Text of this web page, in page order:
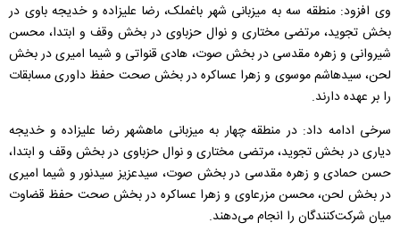
وی افزود: منطقه سه به میزبانی شهر باغملک، رضا علیزاده و خدیجه باوی در
بخش تجوید، مرتضی مختاری و نوال حزباوی در بخش وقف و ابتدا، محسن
شیروانی و زهره مقدسی در بخش صوت، هادی قنواتی و شیما امیری در بخش
لحن، سیدهاشم موسوی و زهرا عساکره در بخش صحت حفظ داوری مسابقات
را بر عهده دارند.
سرخی ادامه داد: در منطقه چهار به میزبانی ماهشهر رضا علیزاده و خدیجه
دیاری در بخش تجوید، مرتضی مختاری و نوال حزباوی در بخش وقف و ابتدا،
حسن حمادی و زهره مقدسی در بخش صوت، سیدعزیز سیدنور و شیما امیری
در بخش لحن، محسن مزرعاوی و زهرا عساکره در بخش صحت حفظ قضاوت
میان شرکت‌کنندگان را انجام می‌دهند.